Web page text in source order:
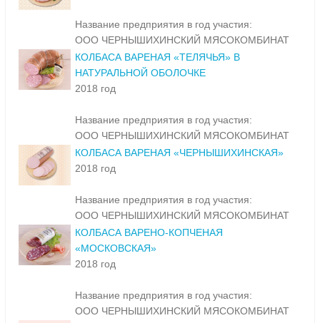
Название предприятия в год участия:
ООО ЧЕРНЫШИХИНСКИЙ МЯСОКОМБИНАТ
КОЛБАСА ВАРЕНАЯ «ТЕЛЯЧЬЯ» В
НАТУРАЛЬНОЙ ОБОЛОЧКЕ
2018 год
Название предприятия в год участия:
ООО ЧЕРНЫШИХИНСКИЙ МЯСОКОМБИНАТ
КОЛБАСА ВАРЕНАЯ «ЧЕРНЫШИХИНСКАЯ»
2018 год
Название предприятия в год участия:
ООО ЧЕРНЫШИХИНСКИЙ МЯСОКОМБИНАТ
КОЛБАСА ВАРЕНО-КОПЧЕНАЯ
«МОСКОВСКАЯ»
2018 год
Название предприятия в год участия:
ООО ЧЕРНЫШИХИНСКИЙ МЯСОКОМБИНАТ